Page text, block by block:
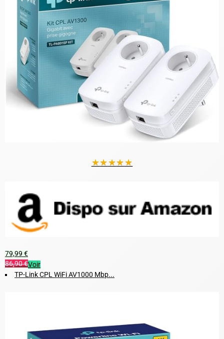
★★★★★
79,99 €
86,90 €Voir
TP-Link CPL WiFi AV1000 Mbp...